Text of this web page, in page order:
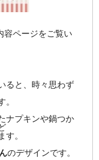
容ページをご覧い
ると、時々思わず
ナプキンや鍋つか
。
のデザインです。